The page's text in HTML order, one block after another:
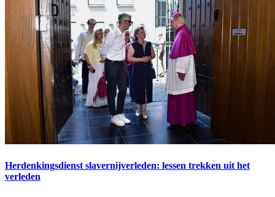
Herdenkingsdienst slavernijverleden: lessen trekken uit het
verleden